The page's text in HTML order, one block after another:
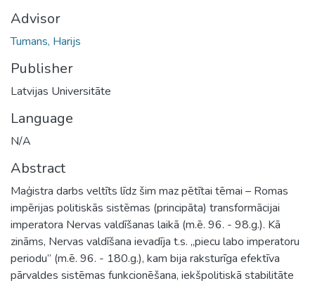
Advisor
Tumans, Harijs
Publisher
Latvijas Universitāte
Language
N/A
Abstract
Maģistra darbs veltīts līdz šim maz pētītai tēmai – Romas
impērijas politiskās sistēmas (principāta) transformācijai
imperatora Nervas valdīšanas laikā (m.ē. 96. - 98.g.). Kā
zināms, Nervas valdīšana ievadīja t.s. „piecu labo imperatoru
periodu” (m.ē. 96. - 180.g.), kam bija raksturīga efektīva
pārvaldes sistēmas funkcionēšana, iekšpolitiskā stabilitāte